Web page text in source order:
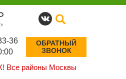
Все районы Москвы
36
ОБРАТНЫЙ
ЗВОНОК